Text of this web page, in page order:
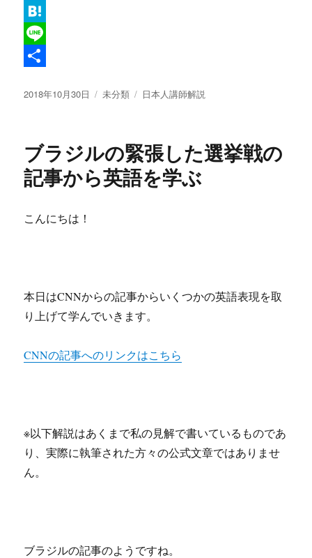
w
i
e
F
a
c
b
o
k
H
a
e
a
L
n
有
投
2018年10月30日
カ
ー
未分類
タ
日本人講師解説
ブラジルの緊張した選挙戦の
記事から英語を学ぶ
こんにちは！
本日はCNNからの記事からいくつかの英語表現を取
り上げて学んでいきます。
CNNの記事へのリンクはこちら
※以下解説はあくまで私の見解で書いているものであ
り、実際に執筆された方々の公式文章ではありませ
ん。
ブラジルの記事のようですね。